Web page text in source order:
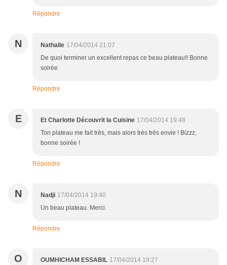
Répondre
N Nathalie 17/04/2014 21:07
De quoi terminer un excellent repas ce beau plateau!! Bonne
soirée
Répondre
E Et Charlotte Découvrit la Cuisine 17/04/2014 19:48
Ton plateau me fait très, mais alors très très envie ! Bizzz,
bonne soirée !
Répondre
N Nadji 17/04/2014 19:40
Un beau plateau. Merci.
Répondre
O OUMHICHAM ESSABIL 17/04/2014 19:27